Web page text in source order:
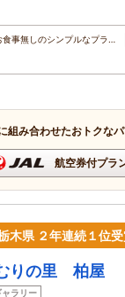
食事無しのシンプルなプラ…
組み合わせたおトクな
航空券付プラ
木県 ２年連続１位
りの里 柏屋
ャラリー